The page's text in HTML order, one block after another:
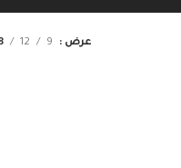
عرض 9
12